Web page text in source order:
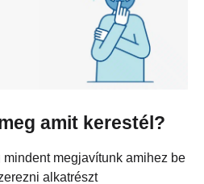
amit kerestél?
megjavítunk amihez be
alkatrészt